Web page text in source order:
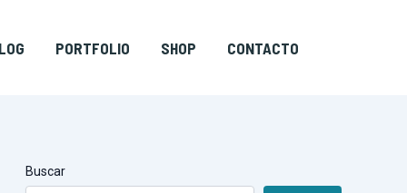
PORTFOLIO SHOP CONTACTO
Buscar